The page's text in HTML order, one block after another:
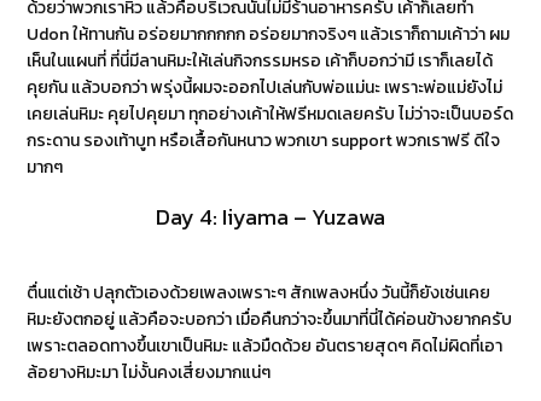
ด้วยว่าพวกเราหิว แล้วคือบริเวณนั้นไม่มีร้านอาหารครับ เค้าก็เลยทำ
Udon ให้ทานกัน อร่อยมากกกกก อร่อยมากจริงๆ แล้วเราก็ถามเค้าว่า ผม
เห็นในแผนที่ ที่นี่มีลานหิมะให้เล่นกิจกรรมหรอ เค้าก็บอกว่ามี เราก็เลยได้
คุยกัน แล้วบอกว่า พรุ่งนี้ผมจะออกไปเล่นกับพ่อแม่นะ เพราะพ่อแม่ยังไม่
เคยเล่นหิมะ คุยไปคุยมา ทุกอย่างเค้าให้ฟรีหมดเลยครับ ไม่ว่าจะเป็นบอร์ด
กระดาน รองเท้าบูท หรือเสื้อกันหนาว พวกเขา support พวกเราฟรี ดีใจ
มากๆ
Day 4: Iiyama – Yuzawa
ตื่นแต่เช้า ปลุกตัวเองด้วยเพลงเพราะๆ สักเพลงหนึ่ง วันนี้ก็ยังเช่นเคย
หิมะยังตกอยู่ แล้วคือจะบอกว่า เมื่อคืนกว่าจะขึ้นมาที่นี่ได้ค่อนข้างยากครับ
เพราะตลอดทางขึ้นเขาเป็นหิมะ แล้วมืดด้วย อันตรายสุดๆ คิดไม่ผิดที่เอา
ล้อยางหิมะมา ไม่งั้นคงเสี่ยงมากแน่ๆ